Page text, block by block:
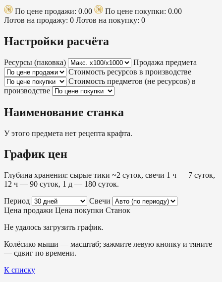
По цене продажи: 0.00
По цене покупки: 0.00
Лотов на продажу: 0 Лотов на покупку: 0
Настройки расчёта
Ресурсы (паковка)
Продажа предмета
Стоимость ресурсов в производстве
Стоимость предметов (не ресурсов) в
производстве
Наименование станка
У этого предмета нет рецепта крафта.
График цен
Глубина хранения: сырые тики ~2 суток, свечи 1 ч — 7 суток,
12 ч — 90 суток, 1 д — 180 суток.
Период
Свечи
Цена продажи Цена покупки Станок
Не удалось загрузить график.
Колёсико мыши — масштаб; зажмите левую кнопку и тяните
— сдвиг по времени.
К списку